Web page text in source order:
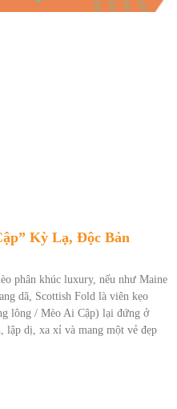
Kỳ Lạ, Độc Bản
phân khúc luxury, nếu như Maine
dã, Scottish Fold là viên kẹo
lông / Mèo Ai Cập) lại đứng ở
lập dị, xa xỉ và mang một vẻ đẹp